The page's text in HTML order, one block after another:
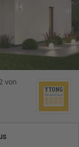
von